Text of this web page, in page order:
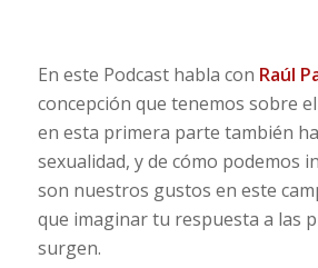
En este Podcast habla con Raúl
concepción que tenemos sobre el
en esta primera parte también
sexualidad, y de cómo podemos
son nuestros gustos en este
que imaginar tu respuesta a las
surgen.